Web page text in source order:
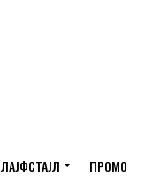
ЛАЈФСТАЈЛ ПРОМО